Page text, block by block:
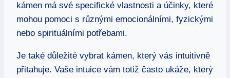
kámen má své specifické vlastnosti a účinky, které
mohou pomoci s různými emocionálními, fyzickými
nebo spirituálními potřebami.
Je také důležité vybrat kámen, který vás intuitivně
přitahuje. Vaše intuice vám totiž často ukáže, který